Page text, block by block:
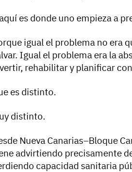
es donde uno empieza a
igual el problema no era
Igual el problema era la
rehabilitar y planificar
es distinto.
distinto.
Nueva Canarias–Bloque
advirtiendo precisamente
capacidad sanitaria